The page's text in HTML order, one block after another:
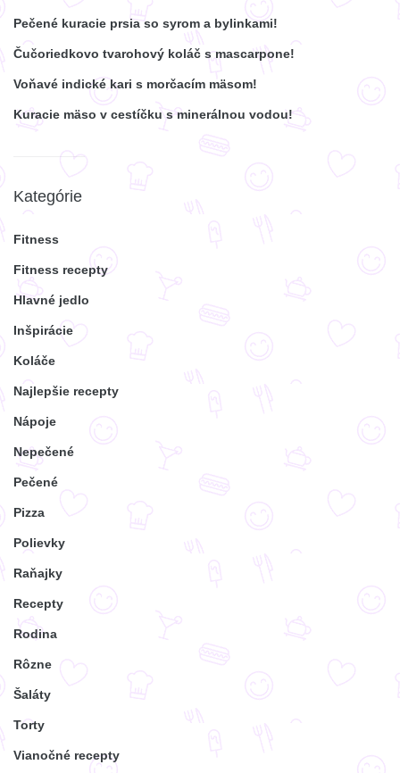
Pečené kuracie prsia so syrom a bylinkami!
Čučoriedkovo tvarohový koláč s mascarpone!
Voňavé indické kari s morčacím mäsom!
Kuracie mäso v cestíčku s minerálnou vodou!
Kategórie
Fitness
Fitness recepty
Hlavné jedlo
Inšpirácie
Koláče
Najlepšie recepty
Nápoje
Nepečené
Pečené
Pizza
Polievky
Raňajky
Recepty
Rodina
Rôzne
Šaláty
Torty
Vianočné recepty